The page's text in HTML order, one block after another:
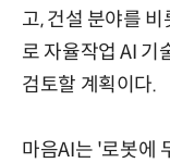
고, 건설 분야를
로 자율작업 AI 기
검토할 계획이다.
마음AI는 '로봇에